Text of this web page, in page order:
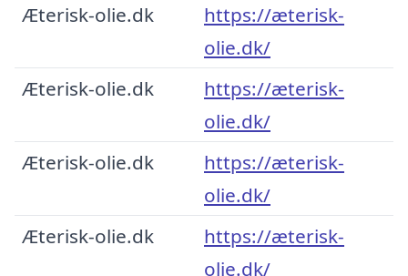
Æterisk-olie.dk
https://æterisk-
olie.dk/
Æterisk-olie.dk
https://æterisk-
olie.dk/
Æterisk-olie.dk
https://æterisk-
olie.dk/
Æterisk-olie.dk
https://æterisk-
olie.dk/